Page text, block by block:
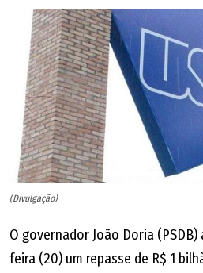
(Divulgação)
O governador João Doria
feira (20) um repasse de R$ 1